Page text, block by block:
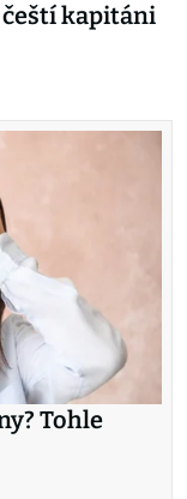
kapitáni
Tohle